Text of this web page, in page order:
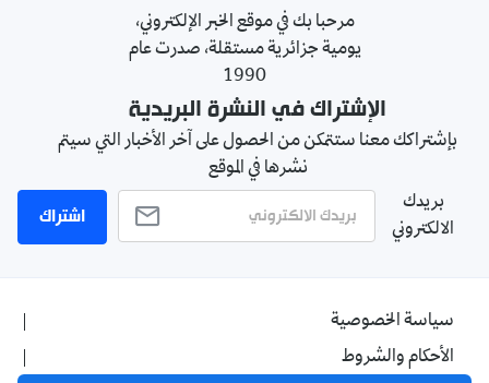
مرحبا بك في موقع الخبر الإلكتروني،
يومية جزائرية مستقلة، صدرت عام
1990
الإشتراك في النشرة البريدية
بإشتراكك معنا ستتمكن من الحصول على آخر الأخبار التي سيتم
نشرها في الموقع
بريدك
الالكتروني
اشتراك
سياسة الخصوصية
الأحكام والشروط